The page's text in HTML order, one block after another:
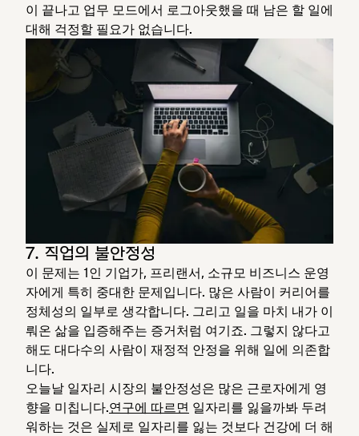
이 끝나고 업무 모드에서 로그아웃했을 때 남은 할 일에
대해 걱정할 필요가 없습니다.
7. 직업의 불안정성
이 문제는 1인 기업가, 프리랜서, 소규모 비즈니스 운영
자에게 특히 중대한 문제입니다. 많은 사람이 커리어를
정체성의 일부로 생각합니다. 그리고 일을 마치 내가 이
뤄온 삶을 입증해주는 증거처럼 여기죠. 그렇지 않다고
해도 대다수의 사람이 재정적 안정을 위해 일에 의존합
니다.
오늘날 일자리 시장의 불안정성은 많은 근로자에게 영
향을 미칩니다.연구에 따르면 일자리를 잃을까봐 두려
워하는 것은 실제로 일자리를 잃는 것보다 건강에 더 해